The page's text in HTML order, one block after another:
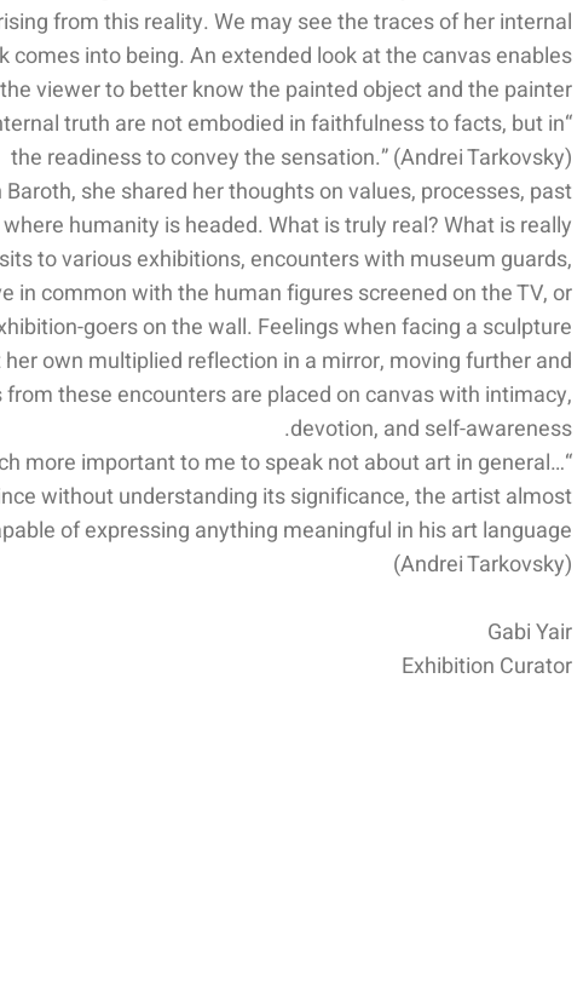
from this reality. We may see the traces of her internal
comes into being. An extended look at the canvas enables
the viewer to better know the painted object and the painter.
truth are not embodied in faithfulness to facts, but in
the readiness to convey the sensation.” (Andrei Tarkovsky)
she shared her thoughts on values, processes, past
humanity is headed. What is truly real? What is really
to various exhibitions, encounters with museum guards,
in common with the human figures screened on the TV, or
goers on the wall. Feelings when facing a sculpture
own multiplied reflection in a mirror, moving further and
these encounters are placed on canvas with intimacy,
devotion, and self-awareness.
more important to me to speak not about art in general…
without understanding its significance, the artist almost
of expressing anything meaningful in his art language.”
(Andrei Tarkovsky)
Gabi Yair
Exhibition Curator